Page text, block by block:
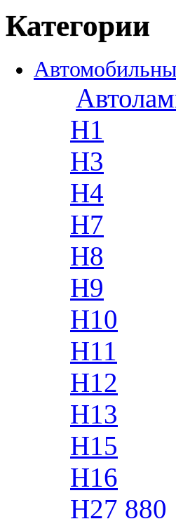
Категории
H1
H3
H4
H7
H8
H9
H10
H11
H12
H13
H15
H16
H27 880